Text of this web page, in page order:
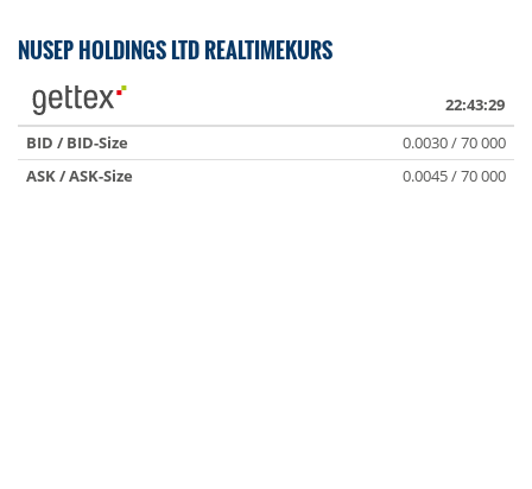
NUSEP HOLDINGS LTD REALTIMEKURS
22:43:29
BID / BID-Size
0.0030 / 70 000
ASK / ASK-Size
0.0045 / 70 000